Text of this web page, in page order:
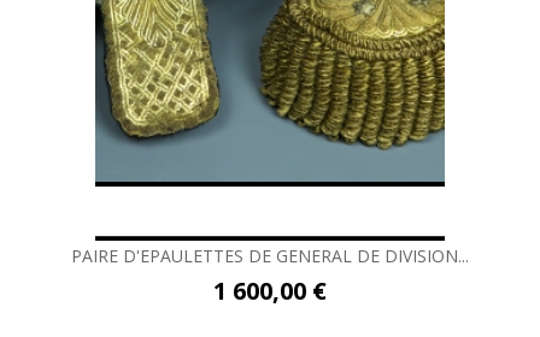
PAIRE D'EPAULETTES DE GENERAL DE DIVISION...
1 600,00 €